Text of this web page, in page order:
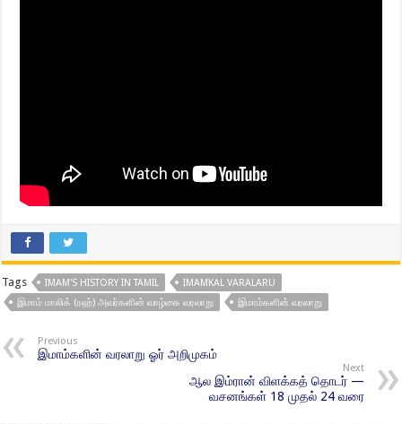
Tags IMAM'S HISTORY IN TAMIL
IMAMKAL VARALARU
இமாம் மாலிக் (ரஹ்) அவர்களின் வாழ்கை வரலாறு
இமாம்களின் வரலாறு
Previous
இமாம்களின் வரலாறு ஓர் அறிமுகம்
Next
ஆல இம்ரான் விளக்கத் தொடர் —
வசனங்கள் 18 முதல் 24 வரை